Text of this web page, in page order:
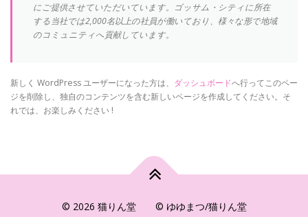
にご提供させていただいています。ゴッサム・シティに所在
する当社では2,000名以上の社員が働いており、様々な形で地域
のコミュニティへ貢献しています。
新しく WordPress ユーザーになった方は、 ダッシュボードへ行ってこのペー
ジを削除し、独自のコンテンツを含む新しいページを作成してください。そ
れでは、お楽しみください !
© 2026 猫りん堂 © ゆゆまつ/猫りん堂